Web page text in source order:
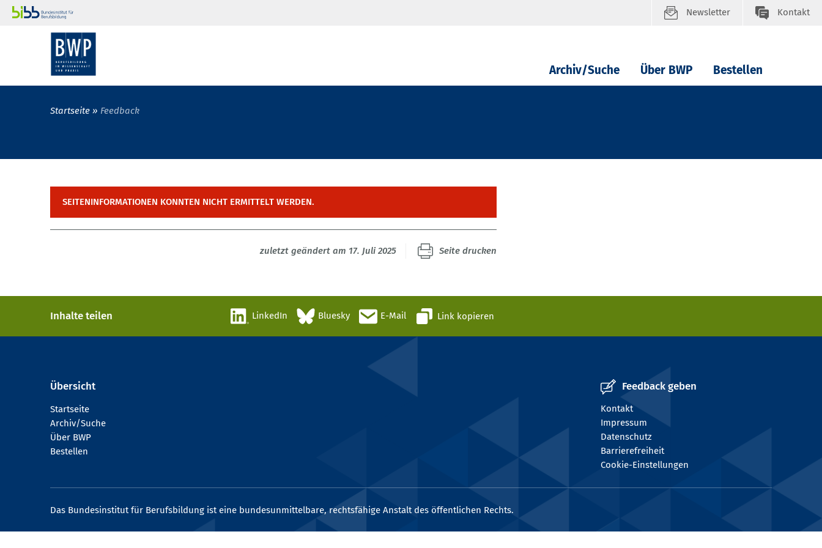
Newsletter Kontakt
Archiv/Suche Über BWP Bestellen
Startseite Feedback
SEITENINFORMATIONEN KONNTEN NICHT ERMITTELT WERDEN.
zuletzt geändert am 17. Juli 2025 Seite drucken
Inhalte teilen LinkedIn Bluesky E-Mail Link kopieren
Übersicht
Startseite
Archiv/Suche
Über BWP
Bestellen
Feedback geben
Kontakt
Impressum
Datenschutz
Barrierefreiheit
Cookie-Einstellungen
Das Bundesinstitut für Berufsbildung ist eine bundesunmittelbare, rechtsfähige Anstalt des öffentlichen Rechts.